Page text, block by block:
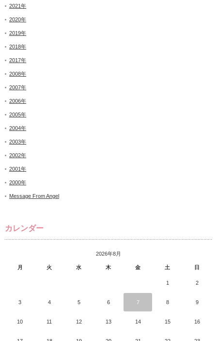
2021年
2020年
2019年
2018年
2017年
2008年
2007年
2006年
2005年
2004年
2003年
2002年
2001年
2000年
Message From Angel
カレンダー
2026年8月
月 火 水 木 金 土 日
1 2
3 4 5 6 7 8 9
10 11 12 13 14 15 16